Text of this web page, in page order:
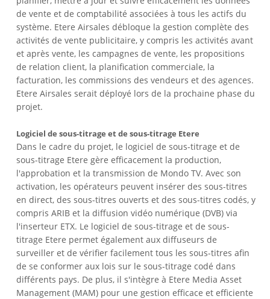
de vente et de comptabilité associées à tous les actifs du
système. Etere Airsales débloque la gestion complète des
activités de vente publicitaire, y compris les activités avant
et après vente, les campagnes de vente, les propositions
de relation client, la planification commerciale, la
facturation, les commissions des vendeurs et des agences.
Etere Airsales serait déployé lors de la prochaine phase du
projet.
Logiciel de sous-titrage et de sous-titrage Etere
Dans le cadre du projet, le logiciel de sous-titrage et de
sous-titrage Etere gère efficacement la production,
l'approbation et la transmission de Mondo TV. Avec son
activation, les opérateurs peuvent insérer des sous-titres
en direct, des sous-titres ouverts et des sous-titres codés, y
compris ARIB et la diffusion vidéo numérique (DVB) via
l'inserteur ETX. Le logiciel de sous-titrage et de sous-
titrage Etere permet également aux diffuseurs de
surveiller et de vérifier facilement tous les sous-titres afin
de se conformer aux lois sur le sous-titrage codé dans
différents pays. De plus, il s'intègre à Etere Media Asset
Management (MAM) pour une gestion efficace et efficiente